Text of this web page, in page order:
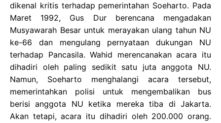
dikenal kritis terhadap pemerintahan Soeharto. Pada
Maret 1992, Gus Dur berencana mengadakan
Musyawarah Besar untuk merayakan ulang tahun NU
ke-66 dan mengulang pernyataan dukungan NU
terhadap Pancasila. Wahid merencanakan acara itu
dihadiri oleh paling sedikit satu juta anggota NU.
Namun, Soeharto menghalangi acara tersebut,
memerintahkan polisi untuk mengembalikan bus
berisi anggota NU ketika mereka tiba di Jakarta.
Akan tetapi, acara itu dihadiri oleh 200.000 orang.